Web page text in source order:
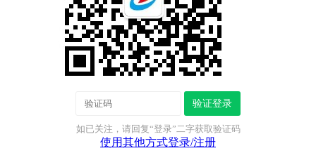
验证登录
如已关注，请回复“登录”二字获取验证码
使用其他方式登录/注册